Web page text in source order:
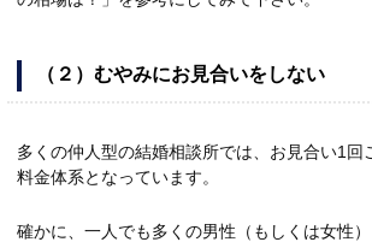
（２）むやみにお見合いをしない
多くの仲人型の結婚相談所では、お見合い1回
料金体系となっています。
確かに、一人でも多くの男性（もしくは女性